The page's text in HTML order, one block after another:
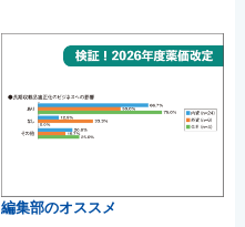
編集部のオススメ